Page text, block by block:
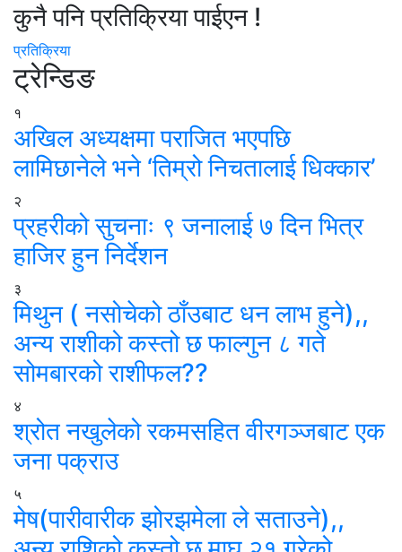
कुनै पनि प्रतिक्रिया पाईएन !
प्रतिक्रिया
ट्रेन्डिङ
१
अखिल अध्यक्षमा पराजित भएपछि
लामिछानेले भने ‘तिम्रो निचतालाई धिक्कार’
२
प्रहरीको सुचनाः ९ जनालाई ७ दिन भित्र
हाजिर हुन निर्देशन
३
मिथुन ( नसोचेको ठाँउबाट धन लाभ हुने),,
अन्य राशीको कस्तो छ फाल्गुन ८ गते
सोमबारको राशीफल??
४
श्रोत नखुलेको रकमसहित वीरगञ्जबाट एक
जना पक्राउ
५
मेष(पारीवारीक झोरझमेला ले सताउने),,